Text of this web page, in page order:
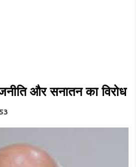
और सनातन का विरोध